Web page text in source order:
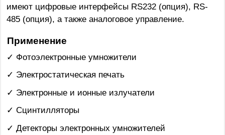
имеют цифровые интерфейсы RS232 (опция), RS-
485 (опция), а также аналоговое управление.
Применение
✓ Фотоэлектронные умножители
✓ Электростатическая печать
✓ Электронные и ионные излучатели
✓ Сцинтилляторы
✓ Детекторы электронных умножителей